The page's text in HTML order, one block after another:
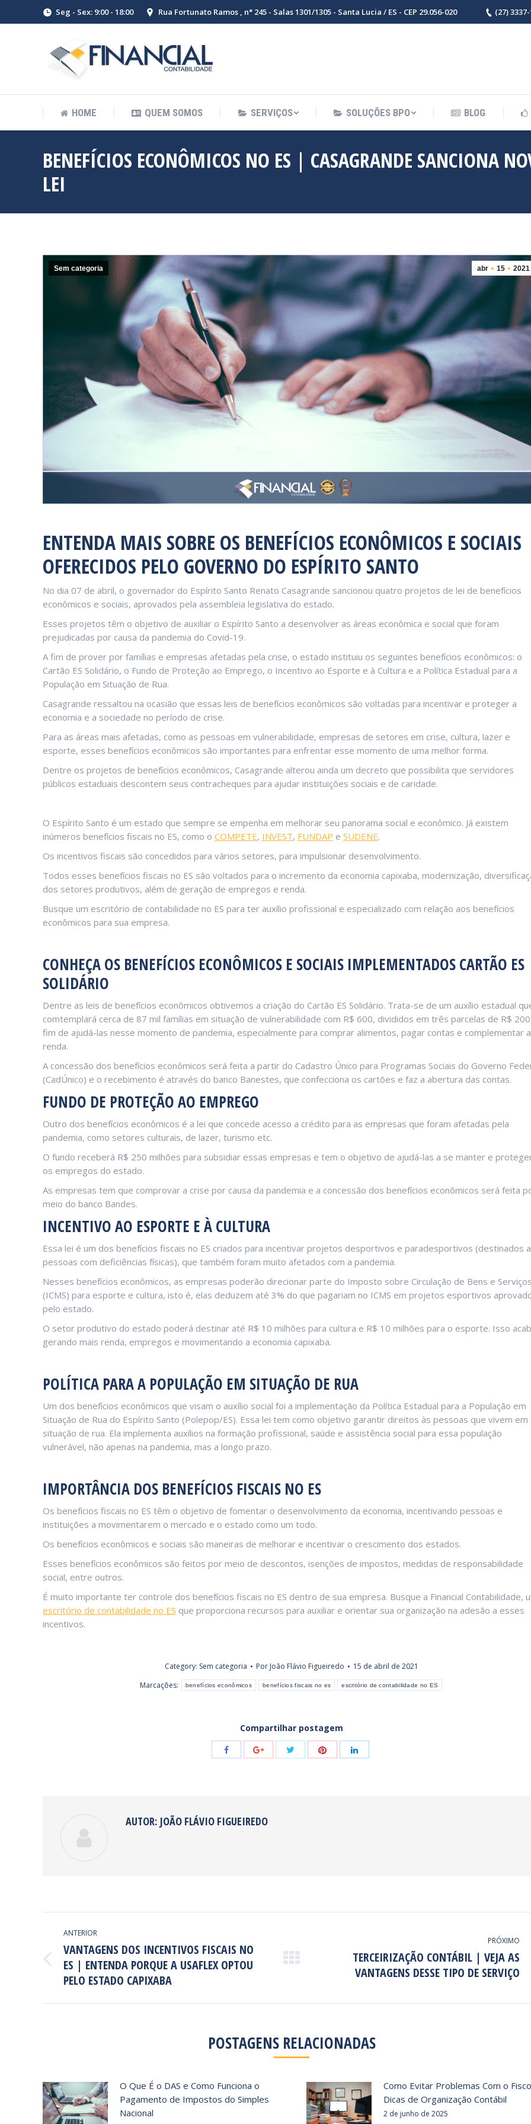
Seg - Sex: 9:00 - 18:00 Rua Fortunato Ramos , n° 245 - Salas 1301/1305 - Santa Lucia / ES - CEP 29.056-020 (27)
HOME QUEM SOMOS SERVIÇOS SOLUÇÕES BPO BLOG
BENEFÍCIOS ECONÔMICOS NO ES | CASAGRANDE SANCIONA
LEI
abr 15 2021
Sem categoria
ENTENDA MAIS SOBRE OS BENEFÍCIOS ECONÔMICOS E SOCIAIS
OFERECIDOS PELO GOVERNO DO ESPÍRITO SANTO
No dia 07 de abril, o governador do Espírito Santo Renato Casagrande sancionou quatro projetos de lei de benefícios
econômicos e sociais, aprovados pela assembleia legislativa do estado.
Esses projetos têm o objetivo de auxiliar o Espírito Santo a desenvolver as áreas econômica e social que foram
prejudicadas por causa da pandemia do Covid-19.
A fim de prover por famílias e empresas afetadas pela crise, o estado instituiu os seguintes benefícios econômicos: o
Cartão ES Solidário, o Fundo de Proteção ao Emprego, o Incentivo ao Esporte e à Cultura e a Política Estadual para a
População em Situação de Rua.
Casagrande ressaltou na ocasião que essas leis de benefícios econômicos são voltadas para incentivar e proteger a
economia e a sociedade no período de crise.
Para as áreas mais afetadas, como as pessoas em vulnerabilidade, empresas de setores em crise, cultura, lazer e
esporte, esses benefícios econômicos são importantes para enfrentar esse momento de uma melhor forma.
Dentre os projetos de benefícios econômicos, Casagrande alterou ainda um decreto que possibilita que servidores
públicos estaduais descontem seus contracheques para ajudar instituições sociais e de caridade.
O Espírito Santo é um estado que sempre se empenha em melhorar seu panorama social e econômico. Já existem
inúmeros benefícios fiscais no ES, como o COMPETE, INVEST, FUNDAP e SUDENE.
Os incentivos fiscais são concedidos para vários setores, para impulsionar desenvolvimento.
Todos esses benefícios fiscais no ES são voltados para o incremento da economia capixaba, modernização,
dos setores produtivos, além de geração de empregos e renda.
Busque um escritório de contabilidade no ES para ter auxílio profissional e especializado com relação aos benefícios
econômicos para sua empresa.
CONHEÇA OS BENEFÍCIOS ECONÔMICOS E SOCIAIS IMPLEMENTADOS CARTÃO ES
SOLIDÁRIO
Dentre as leis de benefícios econômicos obtivemos a criação do Cartão ES Solidário. Trata-se de um auxílio estadual
comtemplará cerca de 87 mil famílias em situação de vulnerabilidade com R$ 600, divididos em três parcelas de R$
fim de ajudá-las nesse momento de pandemia, especialmente para comprar alimentos, pagar contas e complementar a
renda.
A concessão dos benefícios econômicos será feita a partir do Cadastro Único para Programas Sociais do Governo
(CadÚnico) e o recebimento é através do banco Banestes, que confecciona os cartões e faz a abertura das contas.
FUNDO DE PROTEÇÃO AO EMPREGO
Outro dos benefícios econômicos é a lei que concede acesso a crédito para as empresas que foram afetadas pela
pandemia, como setores culturais, de lazer, turismo etc.
O fundo receberá R$ 250 milhões para subsidiar essas empresas e tem o objetivo de ajudá-las a se manter e
os empregos do estado.
As empresas tem que comprovar a crise por causa da pandemia e a concessão dos benefícios econômicos será feita
meio do banco Bandes.
INCENTIVO AO ESPORTE E À CULTURA
Essa lei é um dos benefícios fiscais no ES criados para incentivar projetos desportivos e paradesportivos (destinados a
pessoas com deficiências físicas), que também foram muito afetados com a pandemia.
Nesses benefícios econômicos, as empresas poderão direcionar parte do Imposto sobre Circulação de Bens e
(ICMS) para esporte e cultura, isto é, elas deduzem até 3% do que pagariam no ICMS em projetos esportivos
pelo estado.
O setor produtivo do estado poderá destinar até R$ 10 milhões para cultura e R$ 10 milhões para o esporte. Isso
gerando mais renda, empregos e movimentando a economia capixaba.
POLÍTICA PARA A POPULAÇÃO EM SITUAÇÃO DE RUA
Um dos benefícios econômicos que visam o auxílio social foi a implementação da Política Estadual para a População em
Situação de Rua do Espírito Santo (Polepop/ES). Essa lei tem como objetivo garantir direitos às pessoas que vivem em
situação de rua. Ela implementa auxílios na formação profissional, saúde e assistência social para essa população
vulnerável, não apenas na pandemia, mas a longo prazo.
IMPORTÂNCIA DOS BENEFÍCIOS FISCAIS NO ES
Os benefícios fiscais no ES têm o objetivo de fomentar o desenvolvimento da economia, incentivando pessoas e
instituições a movimentarem o mercado e o estado como um todo.
Os benefícios econômicos e sociais são maneiras de melhorar e incentivar o crescimento dos estados.
Esses benefícios econômicos são feitos por meio de descontos, isenções de impostos, medidas de responsabilidade
social, entre outros.
É muito importante ter controle dos benefícios fiscais no ES dentro de sua empresa. Busque a Financial Contabilidade,
escritório de contabilidade no ES que proporciona recursos para auxiliar e orientar sua organização na adesão a esses
incentivos.
Category: Sem categoria Por João Flávio Figueiredo
15 de abril de 2021
Marcações:
benefícios econômicos benefícios fiscais no es escritório de contabilidade no ES
Compartilhar postagem
AUTOR: JOÃO FLÁVIO FIGUEIREDO
NAVEGAÇÃO
DE
POST:
ANTERIOR
Post
anterior:
VANTAGENS DOS INCENTIVOS FISCAIS NO
ES | ENTENDA PORQUE A USAFLEX OPTOU
PELO ESTADO CAPIXABA
PRÓXIMO
TERCEIRIZAÇÃO CONTÁBIL | VEJA AS
VANTAGENS DESSE TIPO DE SERVIÇO
POSTAGENS RELACIONADAS
O Que É o DAS e Como Funciona o
Pagamento de Impostos do Simples
Nacional
Como Evitar Problemas Com o
Dicas de Organização Contábil
2 de junho de 2025